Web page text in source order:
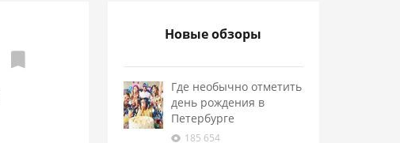
Новые обзоры
Где необычно отметить
день рождения в
Петербурге
185 654